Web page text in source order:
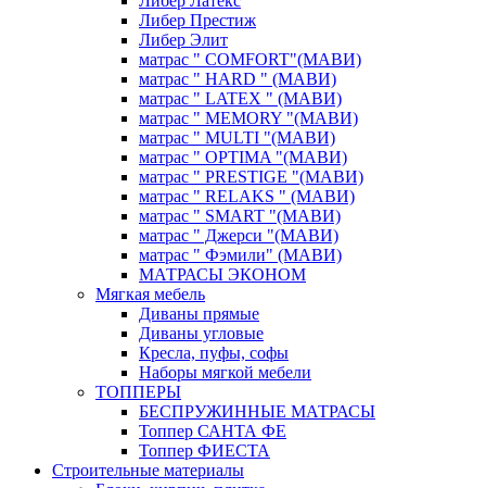
Либер Престиж
Либер Элит
матрас " COMFORT"(МАВИ)
матрас " HARD " (МАВИ)
матрас " LATEX " (МАВИ)
матрас " MEMORY "(МАВИ)
матрас " MULTI "(МАВИ)
матрас " OPTIMA "(МАВИ)
матрас " PRESTIGE "(МАВИ)
матрас " RELAKS " (МАВИ)
матрас " SMART "(МАВИ)
матрас " Джерси "(МАВИ)
матрас " Фэмили" (МАВИ)
МАТРАСЫ ЭКОНОМ
Мягкая мебель
Диваны прямые
Диваны угловые
Кресла, пуфы, софы
Наборы мягкой мебели
ТОППЕРЫ
БЕСПРУЖИННЫЕ МАТРАСЫ
Топпер САНТА ФЕ
Топпер ФИЕСТА
Строительные материалы